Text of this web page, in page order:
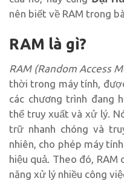
nên biết về RAM trong
RAM là gì?
RAM (Random Access
thời trong máy tính,
các chương trình đang
thể truy xuất và xử lý.
trữ nhanh chóng và
nhiên, cho phép máy
hiệu quả. Theo đó,
năng xử lý nhiều công